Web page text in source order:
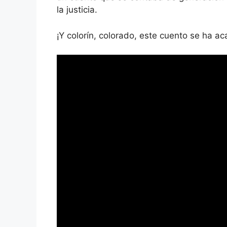
la justicia.
¡Y colorín, colorado, este cuento se ha